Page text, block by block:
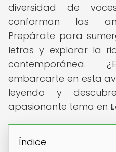
diversidad de
conforman las
Prepárate para
letras y explorar la
contemporánea.
embarcarte en esta
leyendo y
apasionante tema en
Índice